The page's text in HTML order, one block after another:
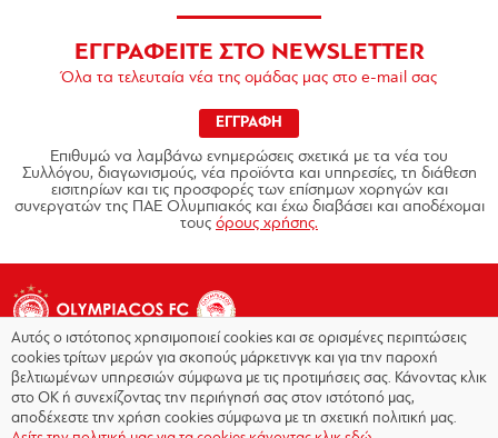
ΕΓΓΡΑΦΕΙΤΕ ΣΤΟ NEWSLETTER
Όλα τα τελευταία νέα της ομάδας μας στο e-mail σας
ΕΓΓΡΑΦΗ
Επιθυμώ να λαμβάνω ενημερώσεις σχετικά με τα νέα του
Συλλόγου, διαγωνισμούς, νέα προϊόντα και υπηρεσίες, τη διάθεση
εισιτηρίων και τις προσφορές των επίσημων χορηγών και
συνεργατών της ΠΑΕ Ολυμπιακός και έχω διαβάσει και αποδέχομαι
τους όρους χρήσης.
Copyright © 2026 - Olympiacos.org
Αυτός ο ιστότοπος χρησιμοποιεί cookies και σε ορισμένες περιπτώσεις
cookies τρίτων μερών για σκοπούς μάρκετινγκ και για την παροχή
βελτιωμένων υπηρεσιών σύμφωνα με τις προτιμήσεις σας. Κάνοντας κλικ
στο OK ή συνεχίζοντας την περιήγησή σας στον ιστότοπό μας,
αποδέχεστε την χρήση cookies σύμφωνα με τη σχετική πολιτική μας.